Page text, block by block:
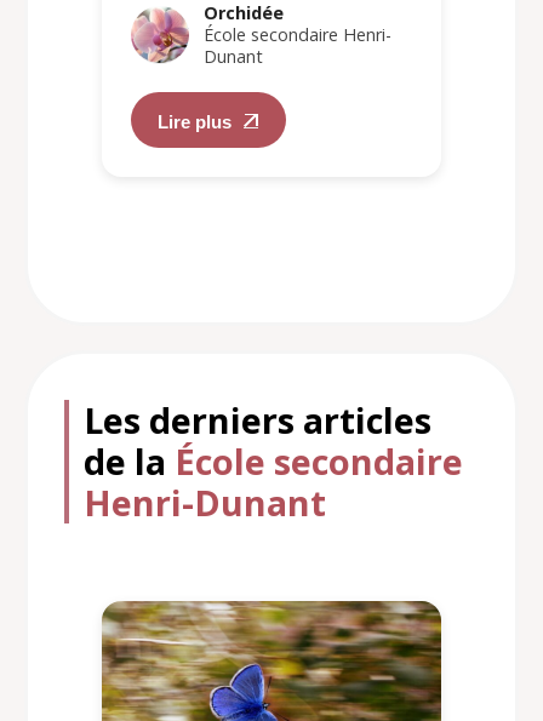
Orchidée
École secondaire Henri-
Dunant
Lire plus
Les derniers articles
de la École secondaire
Henri-Dunant